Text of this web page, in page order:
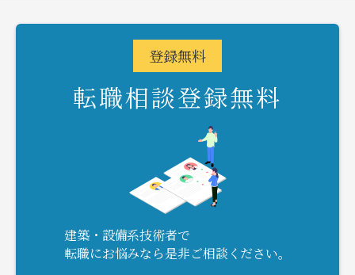
登録無料
転職相談登録無料
建築・設備系技術者で
転職にお悩みなら是非ご相談ください。